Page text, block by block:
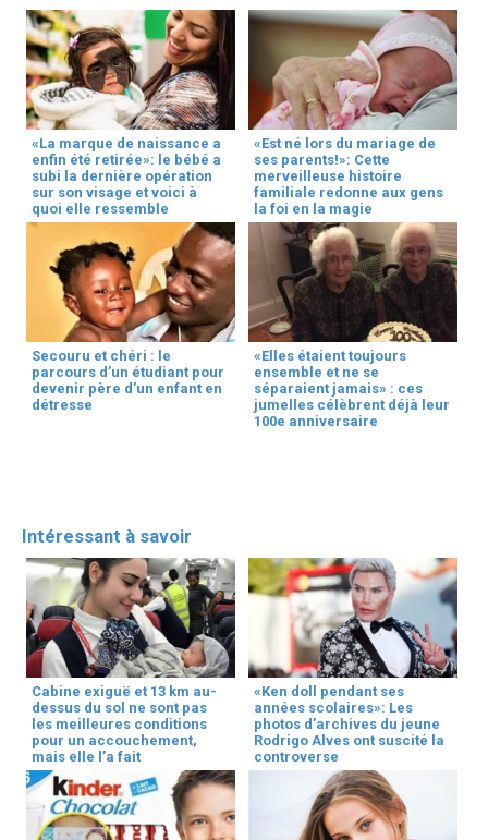
«La marque de naissance a
enfin été retirée»: le bébé a
subi la dernière opération
sur son visage et voici à
quoi elle ressemble
«Est né lors du mariage de
ses parents!»: Cette
merveilleuse histoire
familiale redonne aux gens
la foi en la magie
Secouru et chéri : le
parcours d’un étudiant pour
devenir père d’un enfant en
détresse
«Elles étaient toujours
ensemble et ne se
séparaient jamais» : ces
jumelles célèbrent déjà leur
100e anniversaire
Intéressant à savoir
Cabine exiguë et 13 km au-
dessus du sol ne sont pas
les meilleures conditions
pour un accouchement,
mais elle l’a fait
«Ken doll pendant ses
années scolaires»: Les
photos d’archives du jeune
Rodrigo Alves ont suscité la
controverse